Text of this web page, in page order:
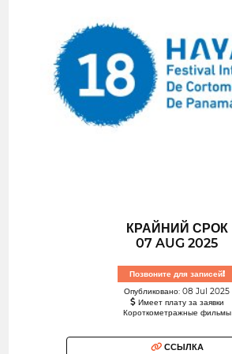
КРАЙНИЙ СРОК
07 AUG 2025
Позвоните для записей!
Опубликовано: 08 Jul 2025
Имеет плату за заявки
Короткометражные фильмы
ССЫЛКА